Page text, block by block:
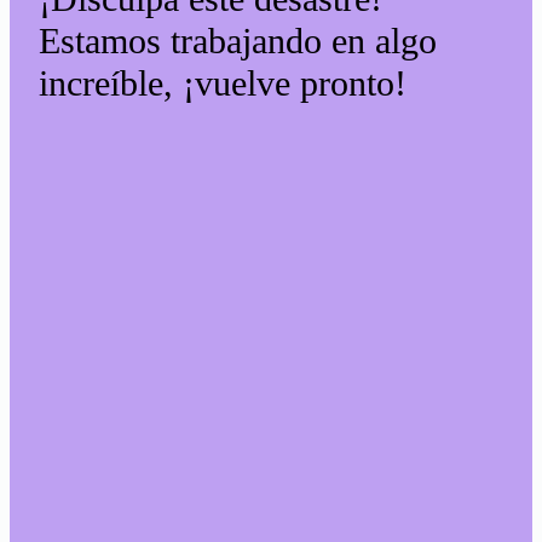
Estamos trabajando en algo
increíble, ¡vuelve pronto!